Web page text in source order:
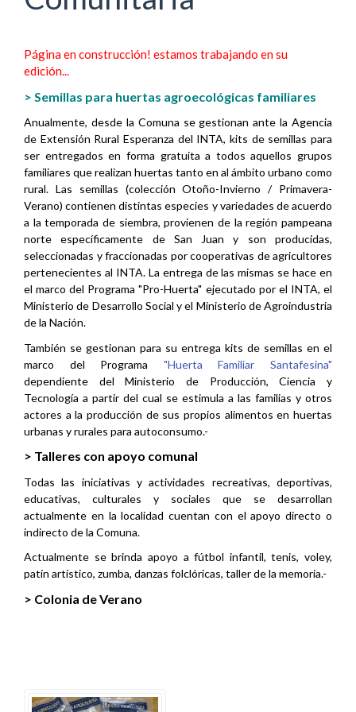
Página en construcción! estamos trabajando en su
edición...
> Semillas para huertas agroecológicas familiares
Anualmente, desde la Comuna se gestionan ante la Agencia
de Extensión Rural Esperanza del INTA, kits de semillas para
ser entregados en forma gratuita a todos aquellos grupos
familiares que realizan huertas tanto en al ámbito urbano como
rural. Las semillas (colección Otoño-Invierno / Primavera-
Verano) contienen distintas especies y variedades de acuerdo
a la temporada de siembra, provienen de la región pampeana
norte específicamente de San Juan y son producidas,
seleccionadas y fraccionadas por cooperativas de agricultores
pertenecientes al INTA. La entrega de las mismas se hace en
el marco del Programa "Pro-Huerta" ejecutado por el INTA, el
Ministerio de Desarrollo Social y el Ministerio de Agroindustria
de la Nación.
También se gestionan para su entrega kits de semillas en el
marco del Programa "Huerta Familiar Santafesina"
dependiente del Ministerio de Producción, Ciencia y
Tecnología a partir del cual se estimula a las familias y otros
actores a la producción de sus propios alimentos en huertas
urbanas y rurales para autoconsumo.-
> Talleres con apoyo comunal
Todas las iniciativas y actividades recreativas, deportivas,
educativas, culturales y sociales que se desarrollan
actualmente en la localidad cuentan con el apoyo directo o
indirecto de la Comuna.
Actualmente se brinda apoyo a fútbol infantil, tenis, voley,
patín artístico, zumba, danzas folclóricas, taller de la memoria.-
> Colonia de Verano